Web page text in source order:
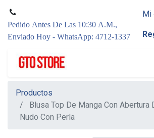
Pedido Antes De Las 10:30 A.M.,
Enviado Hoy - WhatsApp: 4712-1337
Mi
Productos
Blusa Top De Manga Con Abertura
Nudo Con Perla